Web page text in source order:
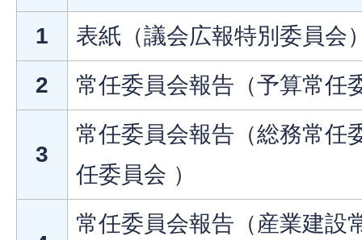
1
表紙（議会広報特別委員会
2
常任委員会報告（予算常任
3
常任委員会報告（総務常任
任委員会 ）
常任委員会報告（産業建設